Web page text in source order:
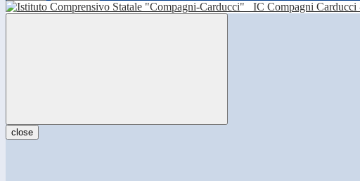
IC Compagni Carducci
close